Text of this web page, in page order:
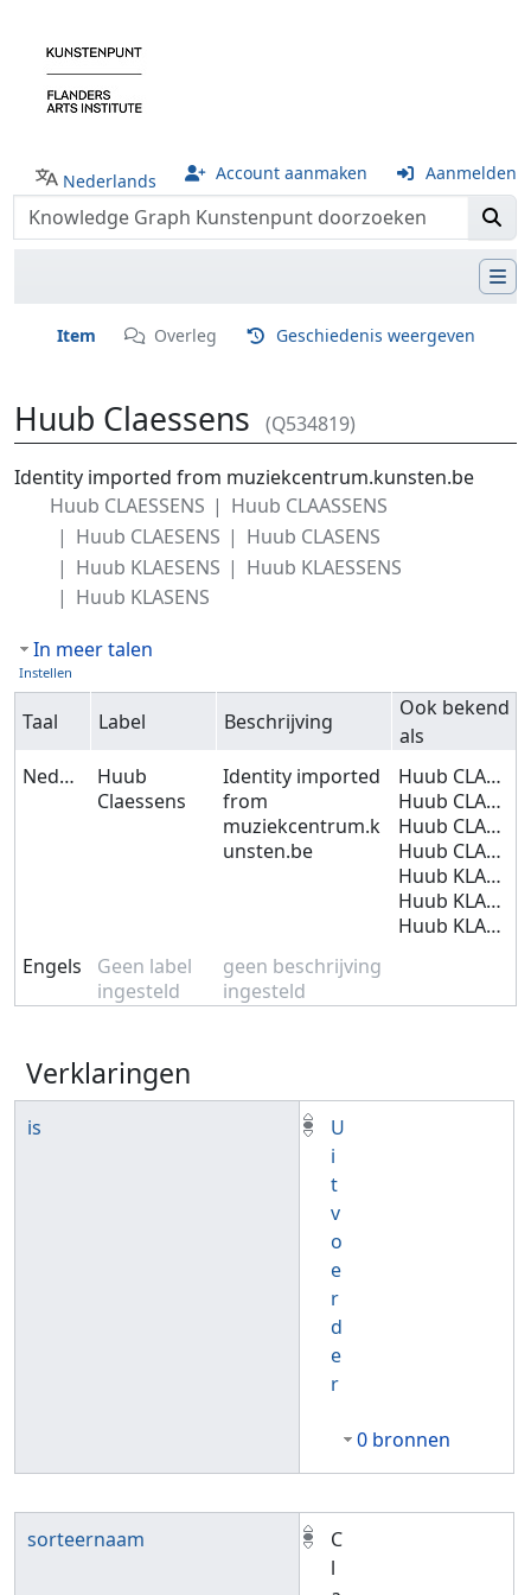
Nederlands Account aanmaken Aanmelden
Item Overleg Geschiedenis weergeven
Huub Claessens (Q534819)
Ga naar: navigatie ,zoeken
Identity imported from muziekcentrum.kunsten.be
Huub CLAESSENS
Huub CLAASSENS
Huub CLAESENS
Huub CLASENS
Huub KLAESENS
Huub KLAESSENS
Huub KLASENS
In meer talen
Instellen
Taal Label Beschrijving
Ook bekend
als
Nederlands
Huub
Claessens
Identity imported
from
muziekcentrum.k
unsten.be
Huub CLAESSENS
Huub CLAASSENS
Huub CLAESENS
Huub CLASENS
Huub KLAESENS
Huub KLAESSENS
Huub KLASENS
Engels
Geen label
ingesteld
geen beschrijving
ingesteld
Verklaringen
is
U
i
t
v
o
e
r
d
e
r
0 bronnen
sorteernaam
C
l